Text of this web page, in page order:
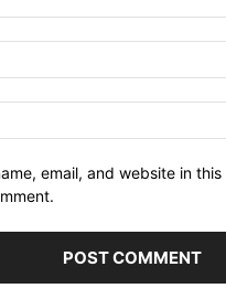
email, and website in